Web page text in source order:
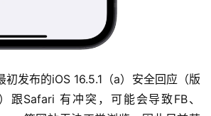
初发布的iOS 16.5.1（a）安全回应（版
跟Safari 有冲突，可能会导致FB、